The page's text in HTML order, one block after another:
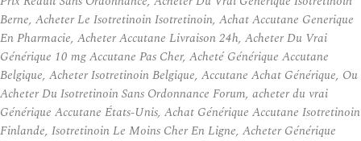
Berne, Acheter Le Isotretinoin Isotretinoin, Achat Accutane Generique
En Pharmacie, Acheter Accutane Livraison 24h, Acheter Du Vrai
Générique 10 mg Accutane Pas Cher, Acheté Générique Accutane
Belgique, Acheter Isotretinoin Belgique, Accutane Achat Générique, Ou
Acheter Du Isotretinoin Sans Ordonnance Forum, acheter du vrai
Générique Accutane États-Unis, Achat Générique Accutane Isotretinoin
Finlande, Isotretinoin Le Moins Cher En Ligne, Acheter Générique